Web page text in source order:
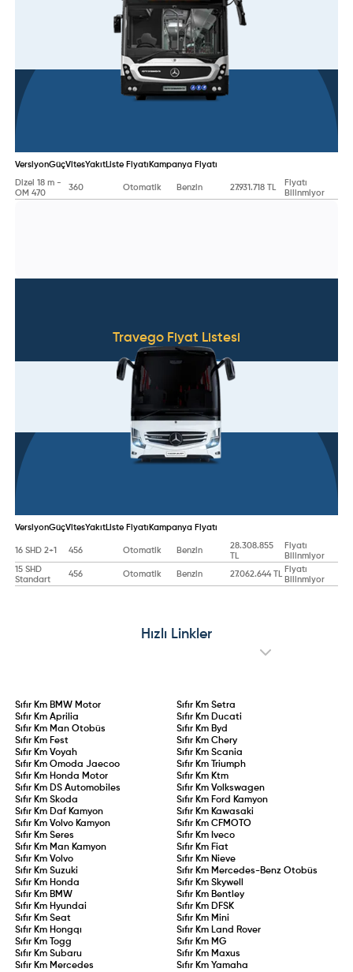
VersiyonGüçVitesYakıt Liste Fiyatı Kampanya Fiyatı
Dizel 18 m -
OM 470
360 Otomatik Benzin 27.931.718 TL
Fiyatı
Bilinmiyor
Travego Fiyat Listesi
VersiyonGüçVitesYakıt Liste Fiyatı Kampanya Fiyatı
16 SHD 2+1 456 Otomatik Benzin
28.308.855
TL
Fiyatı
Bilinmiyor
15 SHD
Standart
456 Otomatik Benzin 27.062.644 TL
Fiyatı
Bilinmiyor
Hızlı Linkler
Sıfır Km BMW Motor Sıfır Km Setra
Sıfır KmAprilia Sıfır Km Ducati
Sıfır Km Man Otobüs Sıfır Km Byd
Sıfır Km Fest Sıfır Km Chery
Sıfır KmVoyah Sıfır Km Scania
Sıfır KmOmoda Jaecoo Sıfır Km
Triumph
Sıfır Km Honda Motor Sıfır Km Ktm
Sıfır Km DS Automobiles Sıfır Km Volkswagen
Sıfır KmSkoda Sıfır Km Ford Kamyon
Sıfır Km Daf Kamyon Sıfır Km Kawasaki
Sıfır KmVolvo Kamyon Sıfır Km CFMOTO
Sıfır KmSeres Sıfır Km Iveco
Sıfır Km Man Kamyon Sıfır Km Fiat
Sıfır KmVolvo Sıfır Km Nieve
Sıfır KmSuzuki Sıfır Km Mercedes-Benz Otobüs
Sıfır Km Honda Sıfır Km Skywell
Sıfır Km BMW Sıfır Km Bentley
Sıfır Km Hyundai Sıfır Km DFSK
Sıfır KmSeat Sıfır Km Mini
Sıfır Km Hongqı Sıfır Km Land Rover
Sıfır Km
Togg Sıfır Km MG
Sıfır KmSubaru Sıfır Km Maxus
Sıfır Km Mercedes Sıfır Km Yamaha